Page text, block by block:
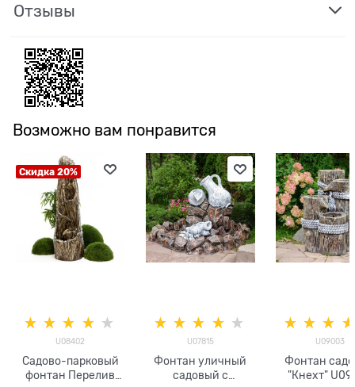
Отзывы
Возможно вам понравится
Скидка 20%
U08402
Садово-парковый
фонтан Перелив
U07815
Фонтан уличный
садовый с
U09003
Фонтан
"Кнехт"